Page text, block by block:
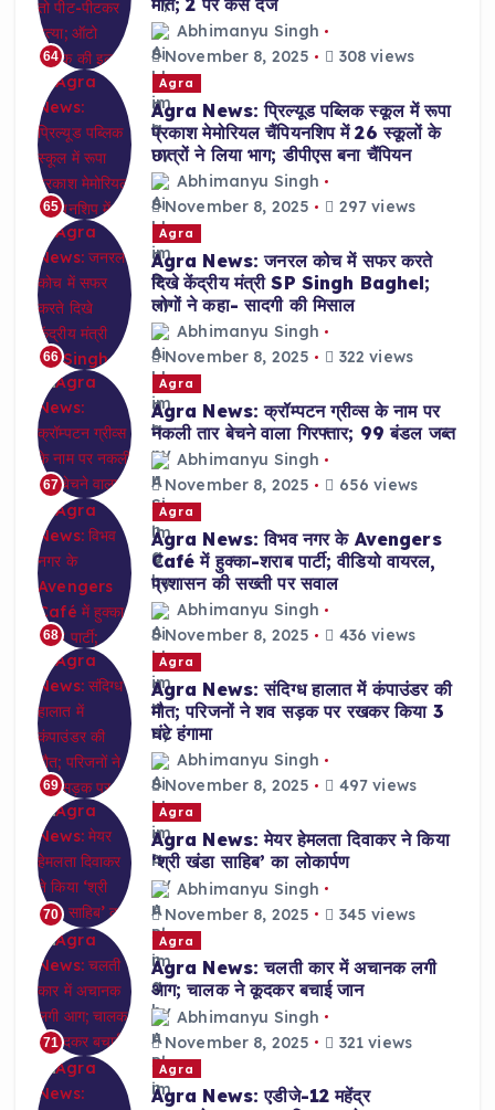
64
Abhimanyu Singh
November 8, 2025
308 views
65
Agra
Agra News: प्रिल्यूड पब्लिक स्कूल में रूपा
प्रकाश मेमोरियल चैंपियनशिप में 26 स्कूलों के
छात्रों ने लिया भाग; डीपीएस बना चैंपियन
Abhimanyu Singh
November 8, 2025
297 views
66
Agra
Agra News: जनरल कोच में सफर करते
दिखे केंद्रीय मंत्री SP Singh Baghel;
लोगों ने कहा- सादगी की मिसाल
Abhimanyu Singh
November 8, 2025
322 views
67
Agra
Agra News: क्रॉम्पटन ग्रीव्स के नाम पर
नकली तार बेचने वाला गिरफ्तार; 99 बंडल जब्त
Abhimanyu Singh
November 8, 2025
656 views
68
Agra
Agra News: विभव नगर के Avengers
Café में हुक्का-शराब पार्टी; वीडियो वायरल,
प्रशासन की सख्ती पर सवाल
Abhimanyu Singh
November 8, 2025
436 views
69
Agra
Agra News: संदिग्ध हालात में कंपाउंडर की
मौत; परिजनों ने शव सड़क पर रखकर किया 3
घंटे हंगामा
Abhimanyu Singh
November 8, 2025
497 views
70
Agra
Agra News: मेयर हेमलता दिवाकर ने किया
‘श्री खंडा साहिब’ का लोकार्पण
Abhimanyu Singh
November 8, 2025
345 views
71
Agra
Agra News: चलती कार में अचानक लगी
आग; चालक ने कूदकर बचाई जान
Abhimanyu Singh
November 8, 2025
321 views
Agra
Agra News: एडीजे-12 महेंद्र